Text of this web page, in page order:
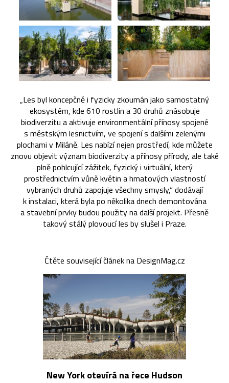
„Les byl koncepčně i fyzicky zkoumán jako samostatný
ekosystém, kde 610 rostlin a 30 druhů znásobuje
biodiverzitu a aktivuje environmentální přínosy spojené
s městským lesnictvím, ve spojení s dalšími zelenými
plochami v Miláně. Les nabízí nejen prostředí, kde můžete
znovu objevit význam biodiverzity a přínosy přírody, ale také
plně pohlcující zážitek, fyzický i virtuální, který
prostřednictvím vůně květin a hmatových vlastností
vybraných druhů zapojuje všechny smysly,“ dodávají
k instalaci, která byla po několika dnech demontována
a stavební prvky budou použity na další projekt. Přesně
takový stálý plovoucí les by slušel i Praze.
Čtěte související článek na DesignMag.cz
New York otevírá na řece Hudson